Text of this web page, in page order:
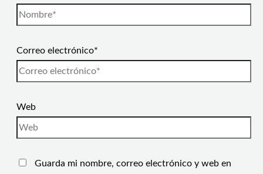
Correo electrónico*
Web
Guarda mi nombre, correo electrónico y web en